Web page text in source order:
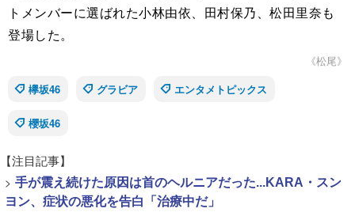
トメンバーに選ばれた小林由依、田村保乃、松田里奈も
登場した。
《松尾》
欅坂46
グラビア エンタメトピックス
櫻坂46
【注目記事】
> 手が震え続けた原因は首のヘルニアだった...KARA・スン
ヨン、症状の悪化を告白「治療中だ」